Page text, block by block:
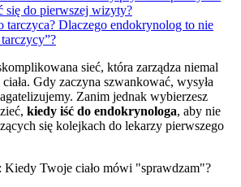
się do pierwszej wizyty?
tarczyca? Dlaczego endokrynolog to nie
sieć, która zarządza niemal
Gdy zaczyna szwankować, wysyła
Zanim jednak wybierzesz
kiedy iść do endokrynologa, aby nie
się kolejkach do lekarzy pierwszego
Kiedy Twoje ciało mówi "sprawdzam"?